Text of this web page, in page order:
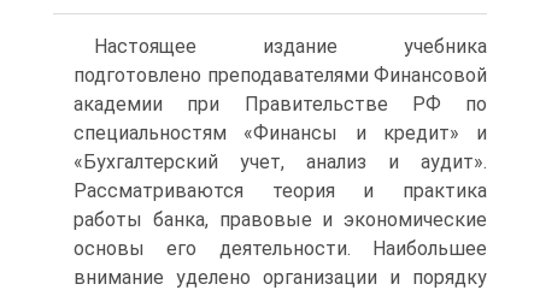
Настоящее издание учебника
подготовлено преподавателями Финансовой
академии при Правительстве РФ по
специальностям «Финансы и кредит» и
«Бухгалтерский учет, анализ и аудит».
Рассматриваются теория и практика
работы банка, правовые и экономические
основы его деятельности. Наибольшее
внимание уделено организации и порядку